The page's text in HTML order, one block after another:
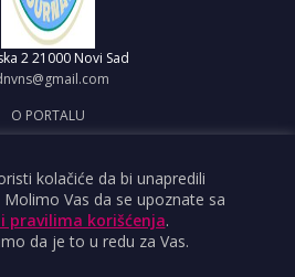
2 21000 Novi Sad
O PORTALU
OBJAVI VEST
KORIŠĆENJA
kolačiće da bi unapredili
Vas da se upoznate sa
pravilima korišćenja.
da je to u redu za Vas.